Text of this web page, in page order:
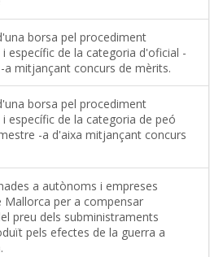
borsa pel procediment
específic de la categoria d'oficial -
a mitjançant concurs de mèrits.
borsa pel procediment
específic de la categoria de peó
-a d'aixa mitjançant concurs
a autònoms i empreses
Mallorca per a compensar
preu dels subministraments
pels efectes de la guerra a